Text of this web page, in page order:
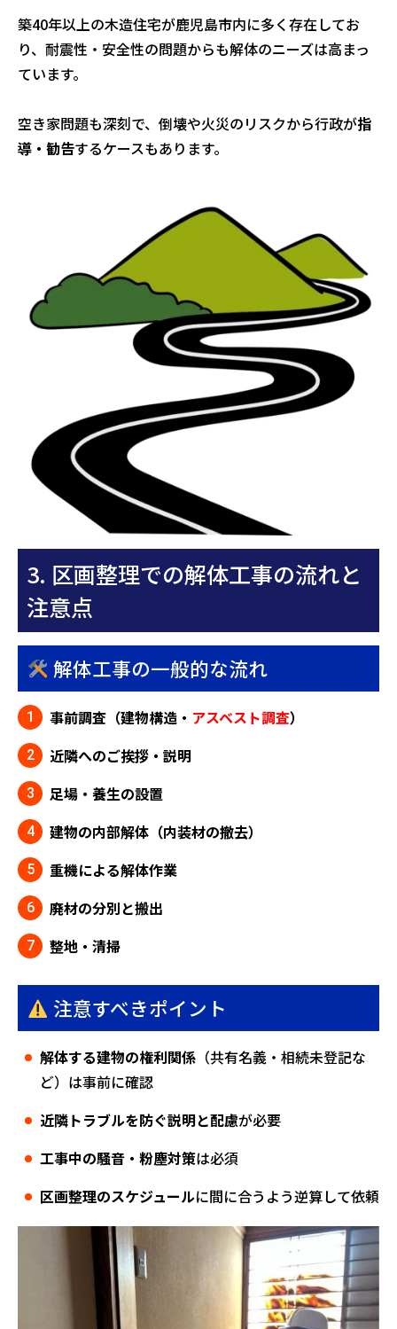
築40年以上の木造住宅が鹿児島市内に多く存在してお
り、耐震性・安全性の問題からも解体のニーズは高まっ
ています。
空き家問題も深刻で、倒壊や火災のリスクから行政が指
導・勧告するケースもあります。
3. 区画整理での解体工事の流れと
注意点
解体工事の一般的な流れ
事前調査（建物構造・ アスベスト調査）
近隣へのご挨拶・説明
足場・養生の設置
建物の内部解体（内装材の撤去）
重機による解体作業
廃材の分別と搬出
整地・清掃
注意すべきポイント
解体する建物の権利関係 （共有名義・相続未登記な
ど）は事前に確認
近隣トラブルを防ぐ説明と配慮が必要
工事中の騒音・粉塵対策は必須
区画整理のスケジュールに間に合うよう逆算して依頼